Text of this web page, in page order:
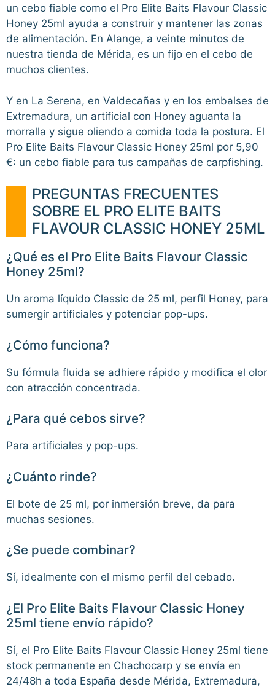
un cebo fiable como el Pro Elite Baits Flavour Classic
Honey 25ml ayuda a construir y mantener las zonas
de alimentación. En Alange, a veinte minutos de
nuestra tienda de Mérida, es un fijo en el cebo de
muchos clientes.
Y en La Serena, en Valdecañas y en los embalses de
Extremadura, un artificial con Honey aguanta la
morralla y sigue oliendo a comida toda la postura. El
Pro Elite Baits Flavour Classic Honey 25ml por 5,90
€: un cebo fiable para tus campañas de carpfishing.
PREGUNTAS FRECUENTES
SOBRE EL PRO ELITE BAITS
FLAVOUR CLASSIC HONEY 25ML
¿Qué es el Pro Elite Baits Flavour Classic
Honey 25ml?
Un aroma líquido Classic de 25 ml, perfil Honey, para
sumergir artificiales y potenciar pop-ups.
¿Cómo funciona?
Su fórmula fluida se adhiere rápido y modifica el olor
con atracción concentrada.
¿Para qué cebos sirve?
Para artificiales y pop-ups.
¿Cuánto rinde?
El bote de 25 ml, por inmersión breve, da para
muchas sesiones.
¿Se puede combinar?
Sí, idealmente con el mismo perfil del cebado.
¿El Pro Elite Baits Flavour Classic Honey
25ml tiene envío rápido?
Sí, el Pro Elite Baits Flavour Classic Honey 25ml tiene
stock permanente en Chachocarp y se envía en
24/48h a toda España desde Mérida, Extremadura,